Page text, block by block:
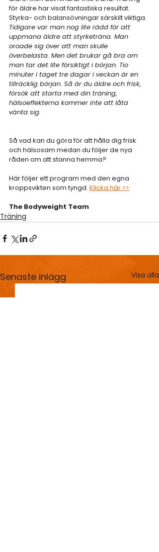
för äldre har visat fantastiska resultat.
Styrka- och balansövningar särskilt viktiga.
Tidigare var man nog lite rädd för att
uppmana äldre att styrketräna. Man
oroade sig över att man skulle
överbelasta. Men det brukar gå bra om
man tar det lite försiktigt i början. Tio
minuter i taget tre dagar i veckan är en
tillräcklig början. Så är du äldre och frisk,
försök att starta med din träning,
hälsoeffekterna kommer inte att låta
vänta sig.
Så vad kan du göra för att hålla dig frisk
och hälsosam medan du följer de nya
råden om att stanna hemma?
Här följer ett program med den egna
kroppsvikten som tyngd. Klicka här >>
The Bodyweight Team
Träning
Senaste inlägg Visa alla